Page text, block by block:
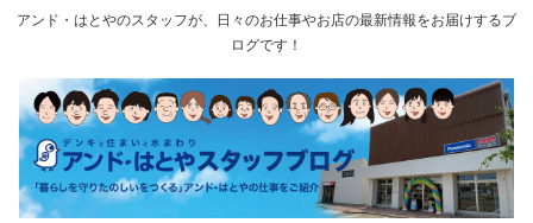
アンド・はとやのスタッフが、日々のお仕事やお店の最新情報をお届けするブ
ログです！